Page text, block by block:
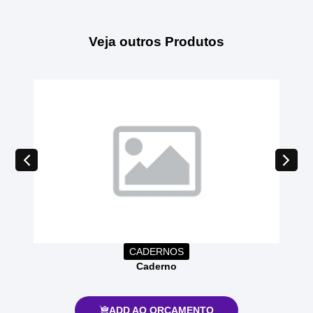
Veja outros Produtos
CADERNOS
Caderno
ADD AO ORÇAMENTO